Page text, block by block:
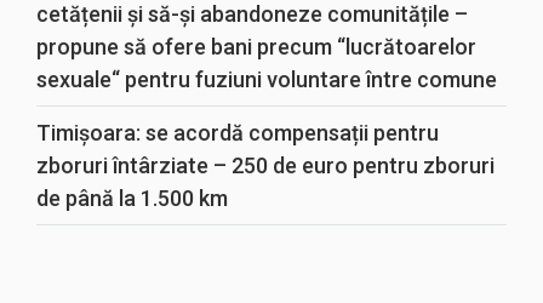
cetățenii și să-și abandoneze comunitățile –
propune să ofere bani precum “lucrătoarelor
sexuale“ pentru fuziuni voluntare între comune
Timișoara: se acordă compensații pentru
zboruri întârziate – 250 de euro pentru zboruri
de până la 1.500 km